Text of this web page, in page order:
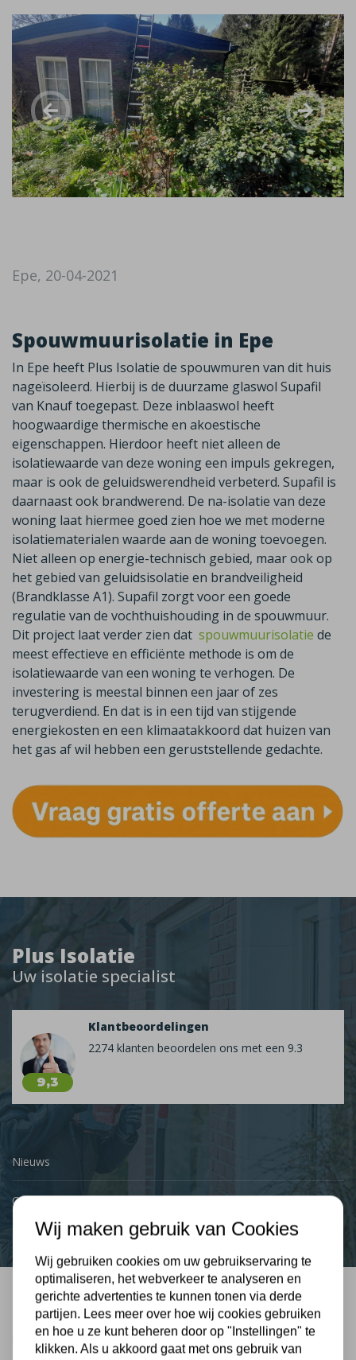
Plus Isolatie
Uw isolatie specialist
9,3
Klantbeoordelingen
2274 klanten beoordelen ons met een 9.3
Nieuws
Contact
Bel mij terug
Gratis, vrijblijvend advies
Epe, 20-04-2021
Spouwmuurisolatie in Epe
In Epe heeft Plus Isolatie de spouwmuren van dit huis
nageïsoleerd. Hierbij is de duurzame glaswol Supafil
van Knauf toegepast. Deze inblaaswol heeft
hoogwaardige thermische en akoestische
eigenschappen. Hierdoor heeft niet alleen de
isolatiewaarde van deze woning een impuls gekregen,
maar is ook de geluidswerendheid verbeterd. Supafil is
daarnaast ook brandwerend. De na-isolatie van deze
woning laat hiermee goed zien hoe we met moderne
isolatiematerialen waarde aan de woning toevoegen.
Niet alleen op energie-technisch gebied, maar ook op
het gebied van geluidsisolatie en brandveiligheid
(Brandklasse A1). Supafil zorgt voor een goede
regulatie van de vochthuishouding in de spouwmuur.
Dit project laat verder zien dat spouwmuurisolatie de
meest effectieve en efficiënte methode is om de
isolatiewaarde van een woning te verhogen. De
investering is meestal binnen een jaar of zes
terugverdiend. En dat is in een tijd van stijgende
energiekosten en een klimaatakkoord dat huizen van
het gas af wil hebben een geruststellende gedachte.
Wij maken gebruik van Cookies
Wij gebruiken cookies om uw gebruikservaring te
optimaliseren, het webverkeer te analyseren en
gerichte advertenties te kunnen tonen via derde
partijen. Lees meer over hoe wij cookies gebruiken
en hoe u ze kunt beheren door op "Instellingen" te
klikken. Als u akkoord gaat met ons gebruik van